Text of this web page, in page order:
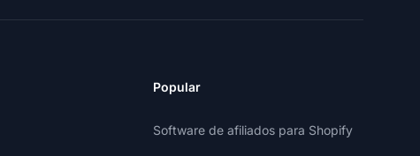
Popular
Software de afiliados para Shopify